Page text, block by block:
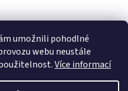
umožnili pohodlné
webu neustále
Více informací